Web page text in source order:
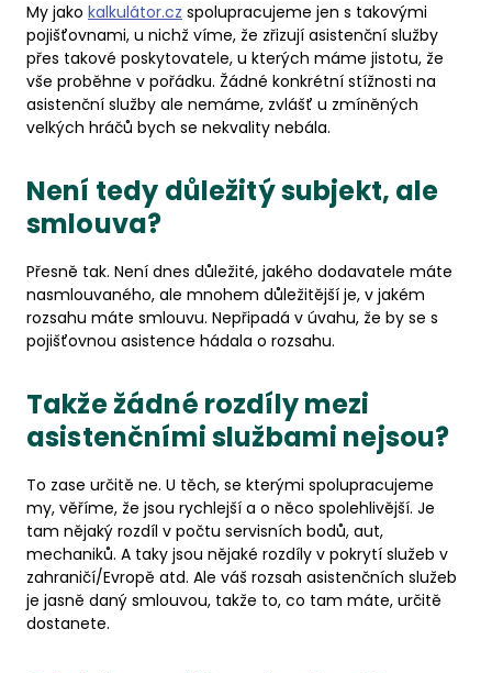
My jako kalkulátor.cz spolupracujeme jen s takovými
pojišťovnami, u nichž víme, že zřizují asistenční služby
přes takové poskytovatele, u kterých máme jistotu, že
vše proběhne v pořádku. Žádné konkrétní stížnosti na
asistenční služby ale nemáme, zvlášť u zmíněných
velkých hráčů bych se nekvality nebála.
Není tedy důležitý subjekt, ale
smlouva?
Přesně tak. Není dnes důležité, jakého dodavatele máte
nasmlouvaného, ale mnohem důležitější je, v jakém
rozsahu máte smlouvu. Nepřipadá v úvahu, že by se s
pojišťovnou asistence hádala o rozsahu.
Takže žádné rozdíly mezi
asistenčními službami nejsou?
To zase určitě ne. U těch, se kterými spolupracujeme
my, věříme, že jsou rychlejší a o něco spolehlivější. Je
tam nějaký rozdíl v počtu servisních bodů, aut,
mechaniků. A taky jsou nějaké rozdíly v pokrytí služeb v
zahraničí/Evropě atd. Ale váš rozsah asistenčních služeb
je jasně daný smlouvou, takže to, co tam máte, určitě
dostanete.